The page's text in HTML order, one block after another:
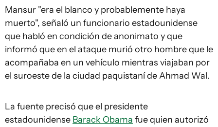
Mansur "era el blanco y probablemente haya
muerto", señaló un funcionario estadounidense
que habló en condición de anonimato y que
informó que en el ataque murió otro hombre que le
acompañaba en un vehículo mientras viajaban por
el suroeste de la ciudad paquistaní de Ahmad Wal.
La fuente precisó que el presidente
estadounidense Barack Obama fue quien autorizó